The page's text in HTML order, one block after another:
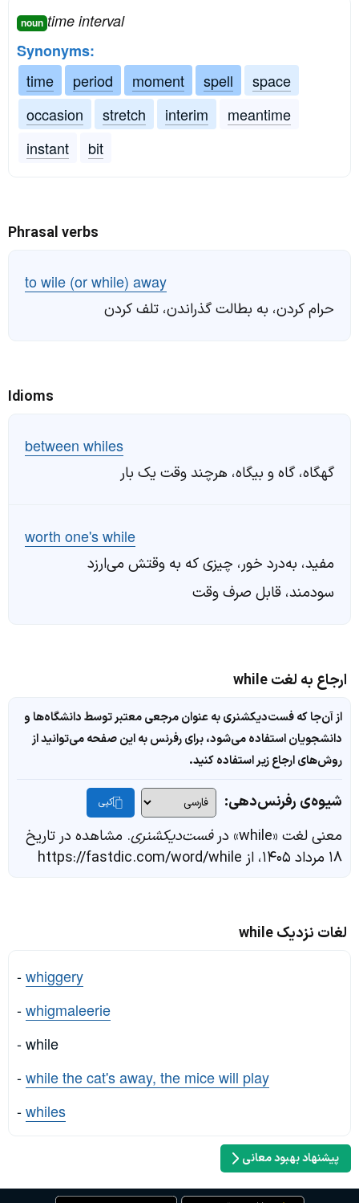
noun time interval
Synonyms:
time
period moment spell
space
occasion
stretch interim
meantime
instant
bit
Phrasal verbs
to wile (or while) away
حرام کردن، به بطالت گذراندن، تلف کردن
Idioms
between whiles
گهگاه، گاه و بیگاه، هرچند وقت یک بار
worth one's while
مفید، به‌درد خور، چیزی که به وقتش می‌ارزد
سودمند، قابل صرف وقت
ارجاع به لغت while
از آن‌جا که فست‌دیکشنری به عنوان مرجعی معتبر توسط دانشگاه‌ها و
دانشجویان استفاده می‌شود، برای رفرنس به این صفحه می‌توانید از
روش‌های ارجاع زیر استفاده کنید.
شیوه‌ی رفرنس‌دهی: کپی
معنی لغت «while» در فست‌دیکشنری. مشاهده در تاریخ
۱۸ مرداد ۱۴۰۵، از https://fastdic.com/word/while
لغات نزدیک while
-whiggery
-whigmaleerie
- while
-while the cat's away, the mice will play
-whiles
پیشنهاد بهبود معانی